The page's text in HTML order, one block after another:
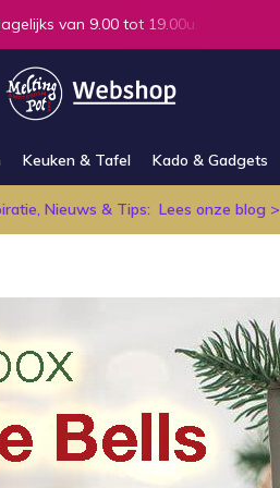
op voorraad in de winkel
Keuken & Tafel Kado & Gadgets
Nieuws & Tips: Lees onze blog >